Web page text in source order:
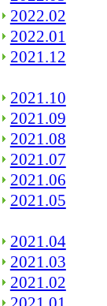
2022.02
2022.01
2021.12
2021.10
2021.09
2021.08
2021.07
2021.06
2021.05
2021.04
2021.03
2021.02